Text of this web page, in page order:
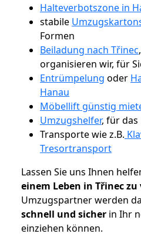
Halteverbotszone in
stabile
Formen
Beiladung nach Třinec
organisieren wir, für
Entrümpelung oder
Hanau
Möbellift günstig
Umzugshelfer, für das
Transporte wie z.B.
Tresortransport
Lassen Sie uns Ihnen
einem Leben in Třinec
Umzugspartner werden
schnell und sicher in Ihr
einziehen können.